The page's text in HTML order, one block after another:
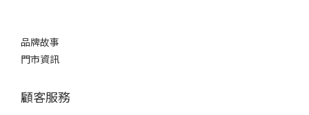
品牌故事
門市資訊
顧客服務